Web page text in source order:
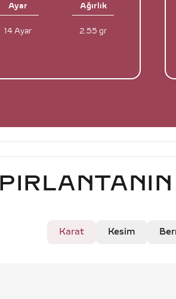
Ayar Ağırlık
14 Ayar 2.55 gr
Karat Kesim